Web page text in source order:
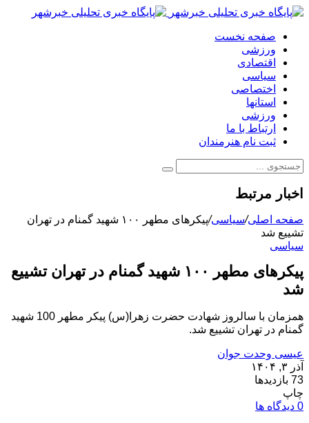
صفحه نخست
ورزشی
اقتصادی
سیاسی
اختصاصی
استانها
ورزشی
ارتباط با ما
ثبت نام هنرمندان
اخبار مرتبط
صفحه اصلی/سیاسی/
پیکرهای مطهر ۱۰۰ شهید گمنام در تهران
تشییع شد
سیاسی
پیکرهای مطهر ۱۰۰ شهید گمنام در تهران تشییع
شد
همزمان با سالروز شهادت حضرت زهرا(س) پیکر مطهر 100 شهید
گمنام در تهران تشییع شد.
عیسی وحدت جوان
آذر ۳, ۱۴۰۴
73 بازدیدها
چاپ
0 دیدگاه ها